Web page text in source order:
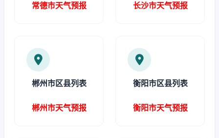
常德市天气预报 长沙市天气预报
郴州市区县列表
郴州市天气预报
衡阳市区县列表
衡阳市天气预报